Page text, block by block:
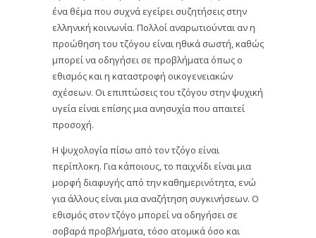
ένα θέμα που συχνά εγείρει συζητήσεις στην
ελληνική κοινωνία. Πολλοί αναρωτιούνται αν η
προώθηση του τζόγου είναι ηθικά σωστή, καθώς
μπορεί να οδηγήσει σε προβλήματα όπως ο
εθισμός και η καταστροφή οικογενειακών
σχέσεων. Οι επιπτώσεις του τζόγου στην ψυχική
υγεία είναι επίσης μια ανησυχία που απαιτεί
προσοχή.
Η ψυχολογία πίσω από τον τζόγο είναι
περίπλοκη. Για κάποιους, το παιχνίδι είναι μια
μορφή διαφυγής από την καθημερινότητα, ενώ
για άλλους είναι μια αναζήτηση συγκινήσεων. Ο
εθισμός στον τζόγο μπορεί να οδηγήσει σε
σοβαρά προβλήματα, τόσο ατομικά όσο και